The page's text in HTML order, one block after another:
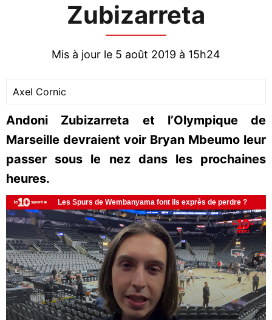
Zubizarreta
Mis à jour le 5 août 2019 à 15h24
Axel Cornic
Andoni Zubizarreta et l’Olympique de
Marseille devraient voir Bryan Mbeumo leur
passer sous le nez dans les prochaines
heures.